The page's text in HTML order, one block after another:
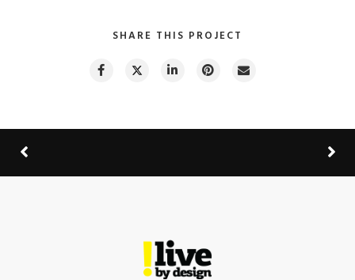
SHARE THIS PROJECT